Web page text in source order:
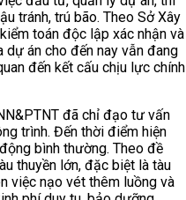
tránh, trú bão. Theo Sở Xây
toán độc lập xác nhận và
dự án cho đến nay vẫn đang
đến kết cấu chịu lực chính
đã chỉ đạo tư vấn
trình. Đến thời điểm hiện
bình thường. Theo đề
thuyền lớn, đặc biệt là tàu
việc nạo vét thêm luồng và